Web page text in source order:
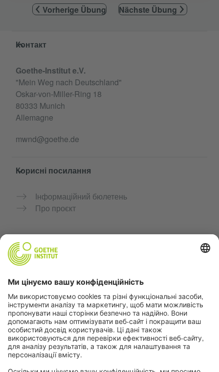
Vorherige Übung Nächste Übung
Service- und Informationsbereich
Контакт
Goethe-Institut e.V.
"Mein Weg nach Deutschland"
Oskar-von-Miller-Ring 18
80333 Munich
Allemagne
mwnd@goethe.de
Корисні посилання
Інформаційний бюлетень
Про проєкт
Додаткові вебсайти
Community “Deutsch für dich”
Практикуйте німецьку безкоштовно
Курси німецької мови Goethe-Institut
Портал для вчителів «Deutschstunde»
Конфіденційність і доступність